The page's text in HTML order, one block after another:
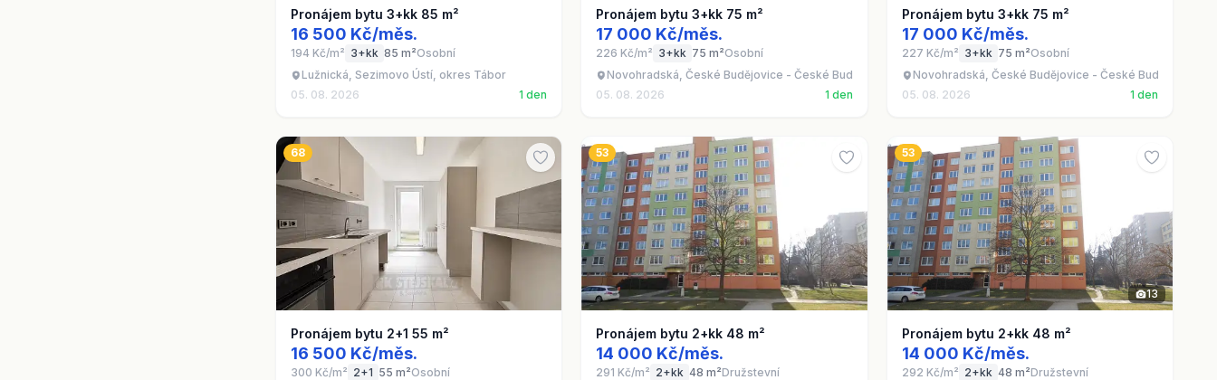
Pronájem bytu 3+kk 85 m²
16 500 Kč/měs.
194 Kč/m² 3+kk 85 m²Osobní
Lužnická, Sezimovo Ústí, okres Tábor
05. 08. 2026
1 den
Pronájem bytu 3+kk 75 m²
17 000 Kč/měs.
226 Kč/m² 3+kk 75 m²Osobní
Novohradská, České Budějovice - České Budějovice 6
05. 08. 2026
1 den
Pronájem bytu 3+kk 75 m²
17 000 Kč/měs.
227 Kč/m² 3+kk 75 m²Osobní
Novohradská, České Budějovice - České Budějovice 6
05. 08. 2026
1 den
68
Pronájem bytu 2+1 55 m²
16 500 Kč/měs.
300 Kč/m² 2+1 55 m²Osobní
53
Pronájem bytu 2+kk 48 m²
14 000 Kč/měs.
291 Kč/m² 2+kk 48 m²Družstevní
53
13
Pronájem bytu 2+kk 48 m²
14 000 Kč/měs.
292 Kč/m² 2+kk 48 m²Družstevní